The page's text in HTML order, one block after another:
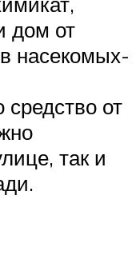
дом от
насекомых-
от
так и